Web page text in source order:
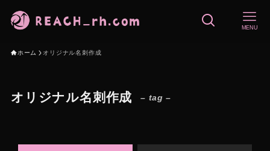
MENU
ホーム オリジナル名刺作成
オリジナル名刺作成 – tag –